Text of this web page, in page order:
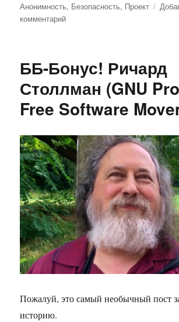
Анонимность, Безопасность, Проект
комментарий
Бородёнков
Кирилл
Поляков
(ДИТ)
блокчейне
Москве
и
электронном
голосовании
ББ-Бонус! Ричард
Столлман (GNU
Free Software
Пожалуй, это самый необычный пост
историю.